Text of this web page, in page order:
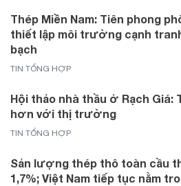
Thép Miền Nam: Tiên phong
thiết lập môi trường cạnh
bạch
TIN TỔNG HỢP
Hội thảo nhà thầu ở Rạch Giá:
hơn với thị trường
TIN TỔNG HỢP
Sản lượng thép thô toàn cầu
1,7%; Việt Nam tiếp tục nằm